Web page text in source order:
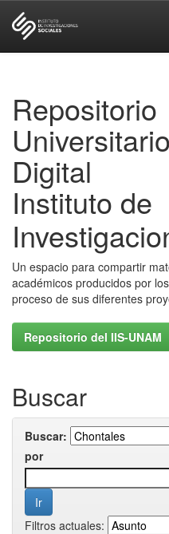
Repositorio
Universitario
Digital
Instituto de
Un espacio para compartir
académicos producidos por
proceso de sus diferentes
Repositorio del IIS-UNAM
Buscar
Buscar:
por
Filtros actuales: